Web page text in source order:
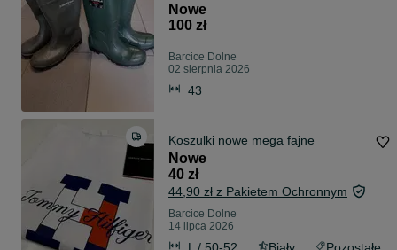
Nowe
100 zł
Barcice Dolne
02 sierpnia 2026
43
Koszulki nowe mega fajne
Nowe
40 zł
44,90 zł z Pakietem Ochronnym
Barcice Dolne
14 lipca 2026